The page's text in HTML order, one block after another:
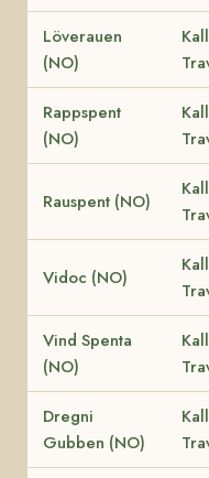
Löverauen
(NO)
Rappspent
(NO)
Rauspent (NO)
Vidoc (NO)
Vind Spenta
(NO)
Dregni
Gubben (NO)